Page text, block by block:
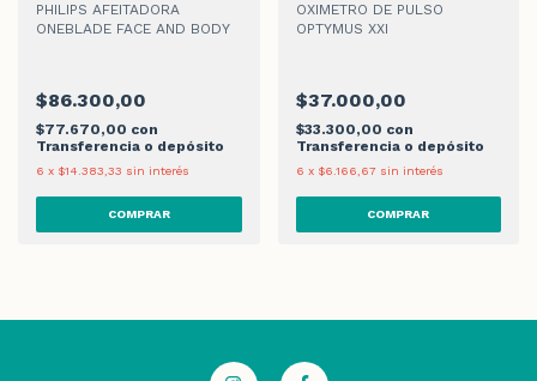
PHILIPS AFEITADORA
ONEBLADE FACE AND BODY
$86.300,00
$77.670,00 con
Transferencia o depósito
6 x $14.383,33 sin interés
OXIMETRO DE PULSO
OPTYMUS XXI
$37.000,00
$33.300,00 con
Transferencia o depósito
6 x $6.166,67 sin interés